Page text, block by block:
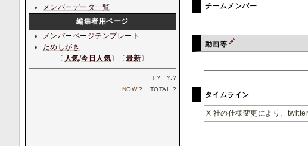
チームメンバー
動画等
タイムライン
X 社の仕様変更により、
メンバーデータ一覧
編集者用ページ
メンバーページテンプレート
ためしがき
〔 人気/今日人気〕〔最新〕
T.? Y.?
NOW.? TOTAL.?